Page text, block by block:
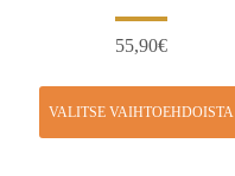
55,90€
VALITSE VAIHTOEHDOISTA